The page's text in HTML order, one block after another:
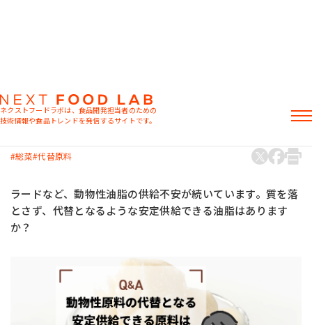
ネクストフードラボは、食品開発担当者のための
技術情報や食品トレンドを発信するサイトです。
ラード不足植物性ミルク食感改良
記事
イベント・セミナー
ミヨシ油脂の強み
Q：動物性原料の代替となる安定供給でき
る原料はありますか？
総菜 代替原料
ラードなど、動物性油脂の供給不安が続いています。質を落
とさず、代替となるような安定供給できる油脂はあります
か？